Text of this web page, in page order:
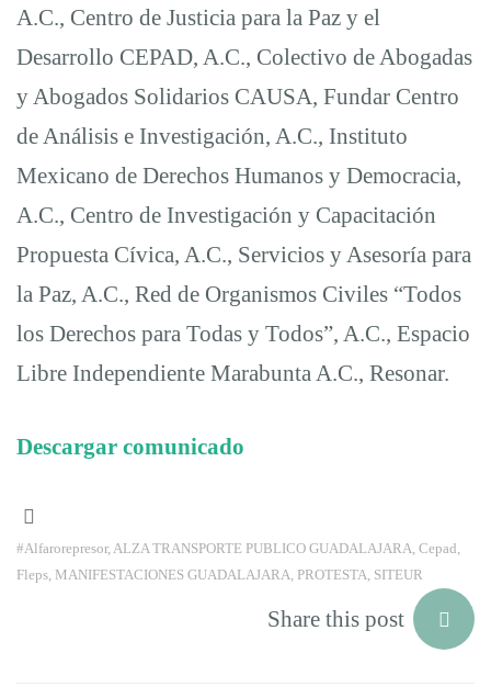
A.C., Centro de Justicia para la Paz y el
Desarrollo CEPAD, A.C., Colectivo de Abogadas
y Abogados Solidarios CAUSA, Fundar Centro
de Análisis e Investigación, A.C., Instituto
Mexicano de Derechos Humanos y Democracia,
A.C., Centro de Investigación y Capacitación
Propuesta Cívica, A.C., Servicios y Asesoría para
la Paz, A.C., Red de Organismos Civiles “Todos
los Derechos para Todas y Todos”, A.C., Espacio
Libre Independiente Marabunta A.C., Resonar.
Descargar comunicado
#Alfarorepresor, ALZA TRANSPORTE PUBLICO GUADALAJARA, Cepad,
Fleps, MANIFESTACIONES GUADALAJARA, PROTESTA, SITEUR
Share this post